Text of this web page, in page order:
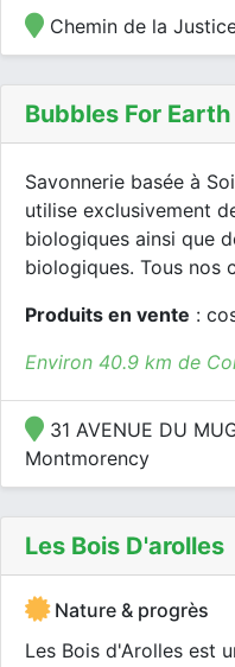
Chemin de la
Bubbles For Earth
Savonnerie basée à
utilise exclusivement
biologiques ainsi que
biologiques. Tous nos
Produits en vente :
Environ 40.9 km de
31 AVENUE DU
Montmorency
Les Bois D'arolles
Nature & progrès
Les Bois d'Arolles est